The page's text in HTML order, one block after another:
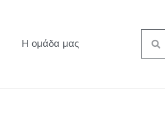
Η ομάδα μας